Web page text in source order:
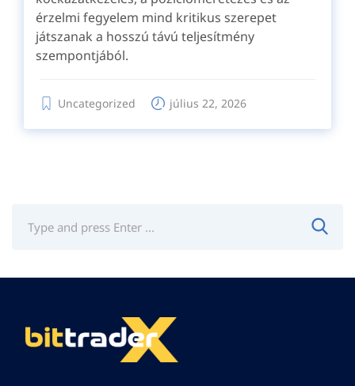
érzelmi fegyelem mind kritikus szerepet
játszanak a hosszú távú teljesítmény
szempontjából.
Uncategorized július 22, 2026